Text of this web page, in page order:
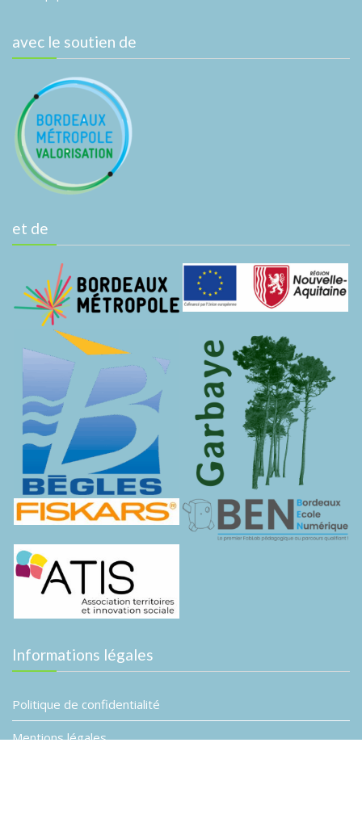
avec le soutien de
et de
Informations légales
Politique de confidentialité
Mentions légales